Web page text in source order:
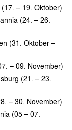
– 19. Oktober)
(24. – 26.
(31. Oktober –
– 09. November)
(21. – 23.
– 30. November)
(05 – 07.